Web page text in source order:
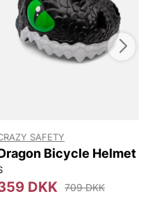
SAFETY
Bicycle Helmet
DKK 709 DKK